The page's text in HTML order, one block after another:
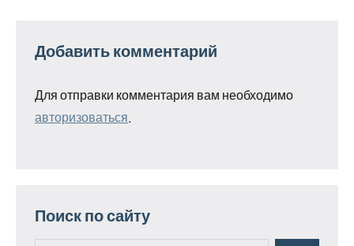
Добавить комментарий
Для отправки комментария вам необходимо
авторизоваться
Поиск по сайту